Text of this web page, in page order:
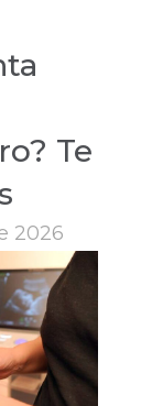
Te
2026